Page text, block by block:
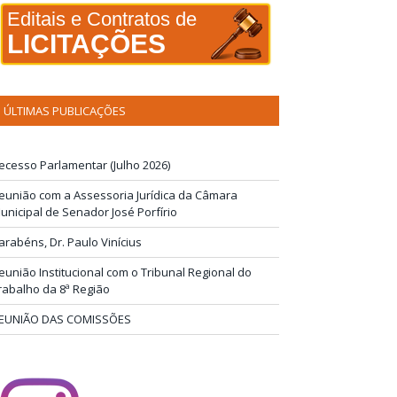
Editais e Contratos de
LICITAÇÕES
ÚLTIMAS PUBLICAÇÕES
Parlamentar (Julho 2026)
com a Assessoria Jurídica da Câmara
de Senador José Porfírio
Dr. Paulo Vinícius
Institucional com o Tribunal Regional do
da 8ª Região
DAS COMISSÕES